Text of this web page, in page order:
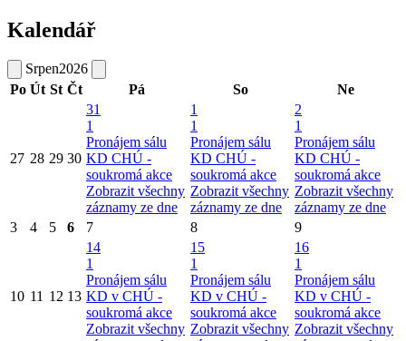
Kalendář
Srpen2026
Po Út St Čt Pá So Ne
27 28 29 30
31
1
Pronájem sálu
KD CHÚ -
soukromá akce
Zobrazit všechny
záznamy ze dne
1
1
Pronájem sálu
KD CHÚ -
soukromá akce
Zobrazit všechny
záznamy ze dne
2
1
Pronájem sálu
KD CHÚ -
soukromá akce
Zobrazit všechny
záznamy ze dne
3
4 5 6 7 8 9
10 11 12 13
14
1
Pronájem sálu
KD v CHÚ -
soukromá akce
Zobrazit všechny
15
1
Pronájem sálu
KD v CHÚ -
soukromá akce
Zobrazit všechny
16
1
Pronájem sálu
KD v CHÚ -
soukromá akce
Zobrazit všechny